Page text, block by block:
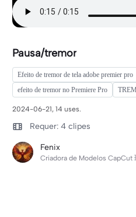
Pausa/tremor
Efeito de tremor de tela adobe premier pro
efeito de tremor no Premiere Pro
2024-06-21, 14 uses.
Requer: 4 clipes
Fenix
Criadora de Modelos CapCut